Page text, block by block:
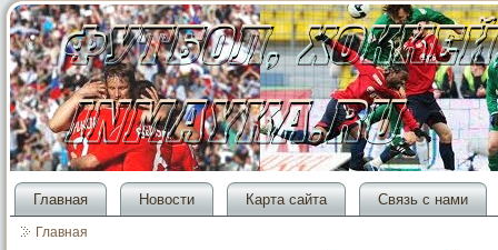
Главная Новости Карта сайта Связь с нами
Главная